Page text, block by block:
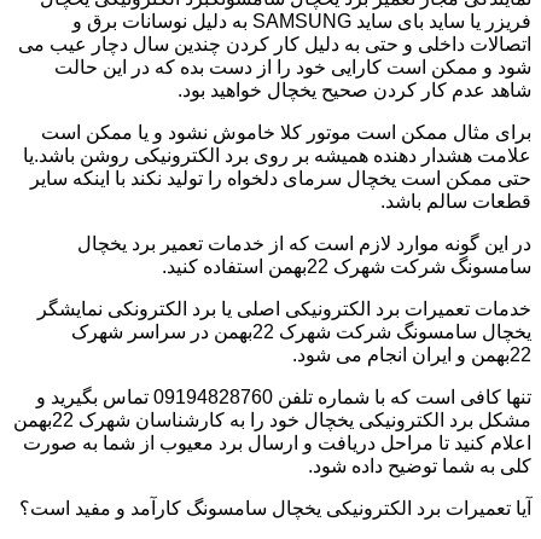
فریزر یا ساید بای ساید SAMSUNG به دلیل نوسانات برق و
اتصالات داخلی و حتی به دلیل کار کردن چندین سال دچار عیب می
شود و ممکن است کارایی خود را از دست بده که در این حالت
شاهد عدم کار کردن صحیح یخچال خواهید بود.
برای مثال ممکن است موتور کلا خاموش نشود و یا ممکن است
علامت هشدار دهنده همیشه بر روی برد الکترونیکی روشن باشد.یا
حتی ممکن است یخچال سرمای دلخواه را تولید نکند با اینکه سایر
قطعات سالم باشد.
در این گونه موارد لازم است که از خدمات تعمیر برد یخچال
سامسونگ شرکت شهرک 22بهمن استفاده کنید.
خدمات تعمیرات برد الکترونیکی اصلی یا برد الکترونکی نمایشگر
یخچال سامسونگ شرکت شهرک 22بهمن در سراسر شهرک
22بهمن و ایران انجام می شود.
تنها کافی است که با شماره تلفن 09194828760 تماس بگیرید و
مشکل برد الکترونیکی یخچال خود را به کارشناسان شهرک 22بهمن
اعلام کنید تا مراحل دریافت و ارسال برد معیوب از شما به صورت
کلی به شما توضیح داده شود.
آیا تعمیرات برد الکترونیکی یخچال سامسونگ کارآمد و مفید است؟